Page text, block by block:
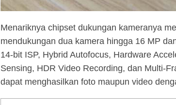
Menariknya chipset dukungan kameranya
mendukungan dua kamera hingga 16 MP
14-bit ISP, Hybrid Autofocus, Hardware
Sensing, HDR Video Recording, dan Multi-
dapat menghasilkan foto maupun video